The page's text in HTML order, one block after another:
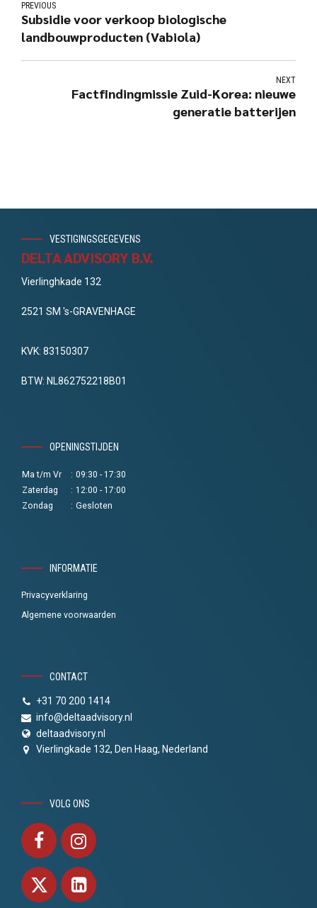
PREVIOUS
Subsidie voor verkoop biologische
landbouwproducten (Vabiola)
NEXT
Factfindingmissie Zuid-Korea: nieuwe
generatie batterijen
VESTIGINGSGEGEVENS
DELTA ADVISORY B.V.
Vierlinghkade 132
2521 SM 's-GRAVENHAGE
KVK: 83150307
BTW: NL862752218B01
OPENINGSTIJDEN
Ma t/m Vr : 09:30 - 17:30
Zaterdag
: 12:00 - 17:00
Zondag
: Gesloten
INFORMATIE
Privacyverklaring
Algemene voorwaarden
CONTACT
+31 70 200 1414
info@deltaadvisory.nl
deltaadvisory.nl
Vierlingkade 132, Den Haag, Nederland
VOLG ONS